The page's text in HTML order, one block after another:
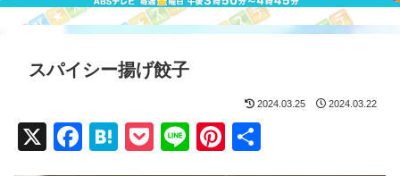
スパイシー揚げ餃子
2024.03.25 2024.03.22
X
F
H
P
Li
Pi